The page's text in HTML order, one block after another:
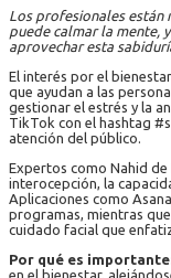
Los profesionales están
puede calmar la mente,
aprovechar esta
El interés por el
que ayudan a las
gestionar el estrés y la
TikTok con el hashtag
atención del público.
Expertos como Nahid
interocepción, la
Aplicaciones como
programas, mientras
cuidado facial que
Por qué es
en el bienestar,